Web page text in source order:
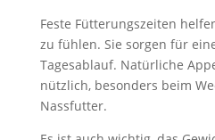
Feste Fütterungszeiten
zu fühlen. Sie sorgen für
Tagesablauf. Natürliche
nützlich, besonders beim
Nassfutter.